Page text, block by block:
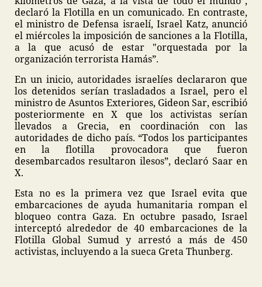
declaró la Flotilla en un comunicado. En contraste,
el ministro de Defensa israelí, Israel Katz, anunció
el miércoles la imposición de sanciones a la Flotilla,
a la que acusó de estar "orquestada por la
organización terrorista Hamás”.
En un inicio, autoridades israelíes declararon que
los detenidos serían trasladados a Israel, pero el
ministro de Asuntos Exteriores, Gideon Sar, escribió
posteriormente en X que los activistas serían
llevados a Grecia, en coordinación con las
autoridades de dicho país. “Todos los participantes
en la flotilla provocadora que fueron
desembarcados resultaron ilesos”, declaró Saar en
X.
Esta no es la primera vez que Israel evita que
embarcaciones de ayuda humanitaria rompan el
bloqueo contra Gaza. En octubre pasado, Israel
interceptó alrededor de 40 embarcaciones de la
Flotilla Global Sumud y arrestó a más de 450
activistas, incluyendo a la sueca Greta Thunberg.